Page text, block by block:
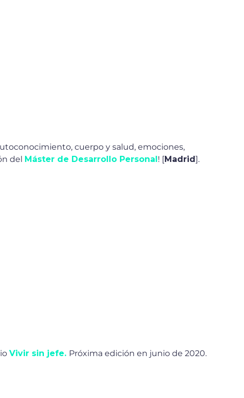
cuerpo y salud, emociones,
del Máster de Desarrollo Personal! [Madrid].
Vivir sin jefe. Próxima edición en junio de 2020.